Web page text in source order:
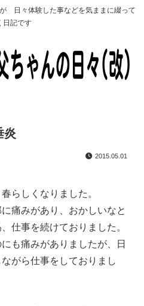
日々体験した事などを気ままに綴って
日記です
炎
2015.05.01
らしくなりました。
痛みがあり、おかしいなと
仕事を続けておりました。
も痛みがありましたが、日
がら仕事をしておりまし